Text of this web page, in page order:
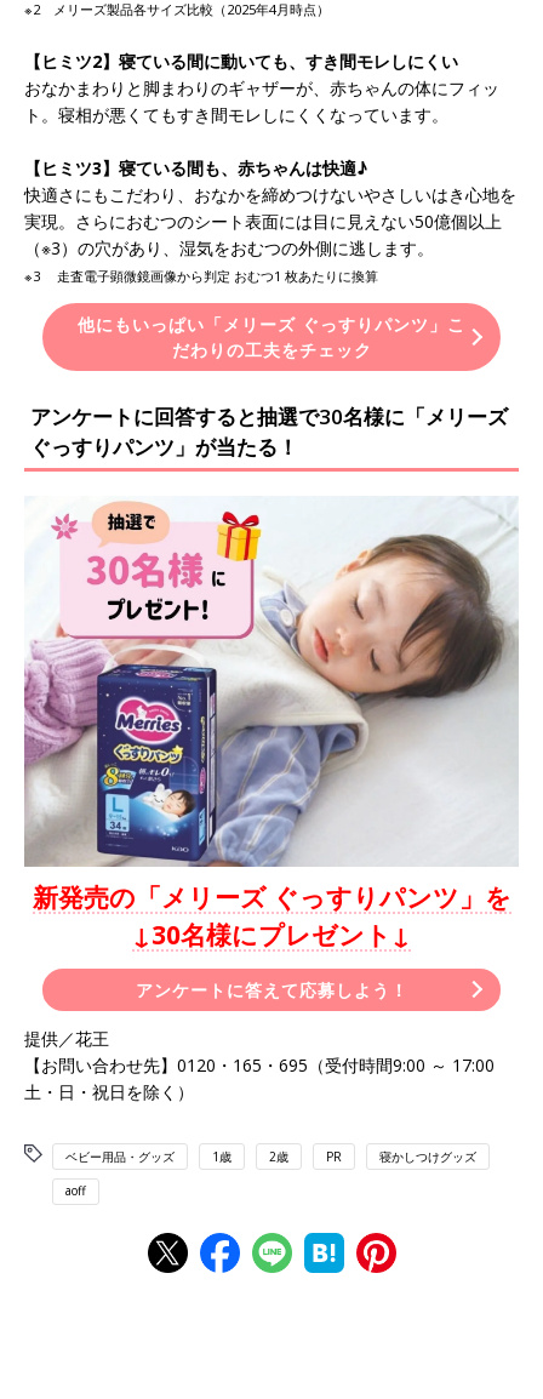
※2 メリーズ製品各サイズ比較（2025年4月時点）
【ヒミツ2】寝ている間に動いても、すき間モレしにくい
おなかまわりと脚まわりのギャザーが、赤ちゃんの体にフィッ
ト。寝相が悪くてもすき間モレしにくくなっています。
【ヒミツ3】寝ている間も、赤ちゃんは快適♪
快適さにもこだわり、おなかを締めつけないやさしいはき心地を
実現。さらにおむつのシート表面には目に見えない50億個以上
（※3）の穴があり、湿気をおむつの外側に逃します。
※3 走査電子顕微鏡画像から判定 おむつ1 枚あたりに換算
他にもいっぱい「メリーズ ぐっすりパンツ」こ
だわりの工夫をチェック
アンケートに回答すると抽選で30名様に「メリーズ
ぐっすりパンツ」が当たる！
新発売の「メリーズ ぐっすりパンツ」を
↓30名様にプレゼント↓
アンケートに答えて応募しよう！
提供／花王
【お問い合わせ先】0120・165・695（受付時間9:00 ～ 17:00
土・日・祝日を除く）
ベビー用品・グッズ 1歳 2歳 PR 寝かしつけグッズ
aoff